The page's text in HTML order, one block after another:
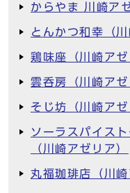
からやま 川崎ア
とんかつ和幸（川
鶏味座（川崎アゼ
雲呑房（川崎アゼ
そじ坊（川崎アゼ
ソーラスパイス
（川崎アゼリア）
丸福珈琲店（川崎